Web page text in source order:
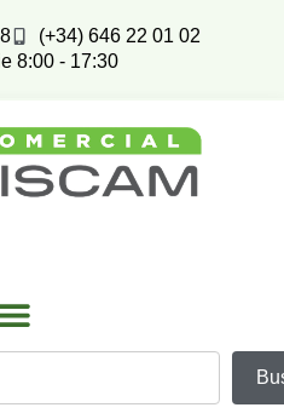
(+34) 646 22 01 02
8:00 - 17:30